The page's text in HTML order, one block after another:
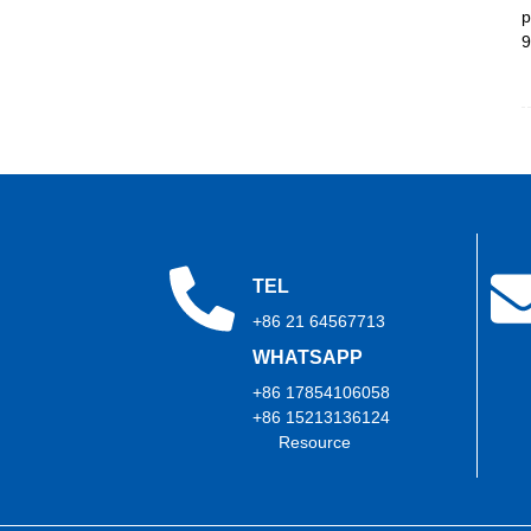
TEL
+86 21 64567713
WHATSAPP
+86 17854106058
+86 15213136124
Resource